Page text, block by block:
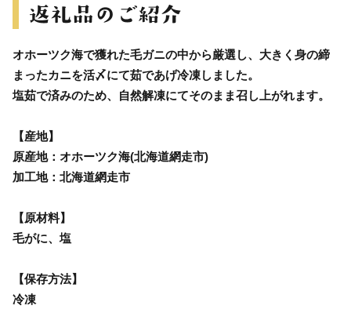
オホーツク海で獲れた毛ガニの中から厳選し、大きく身の締
まったカニを活〆にて茹であげ冷凍しました。
塩茹で済みのため、自然解凍にてそのまま召し上がれます。
【産地】
原産地：オホーツク海(北海道網走市)
加工地：北海道網走市
【原材料】
毛がに、塩
【保存方法】
冷凍